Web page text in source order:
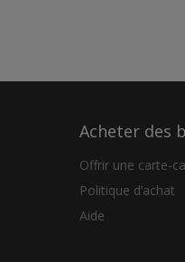
Acheter des
Offrir une carte-
Politique d’achat
Aide